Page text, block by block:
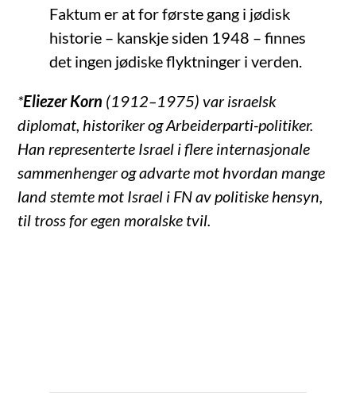
Faktum er at for første gang i jødisk
historie – kanskje siden 1948 – finnes
det ingen jødiske flyktninger i verden.
*Eliezer Korn (1912–1975) var israelsk
diplomat, historiker og Arbeiderparti-politiker.
Han representerte Israel i flere internasjonale
sammenhenger og advarte mot hvordan mange
land stemte mot Israel i FN av politiske hensyn,
til tross for egen moralske tvil.